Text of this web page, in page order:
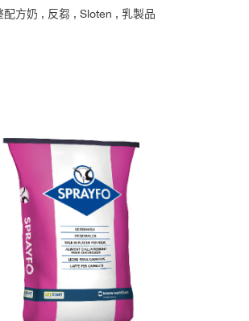
配方奶 , 反芻 , Sloten , 乳製品